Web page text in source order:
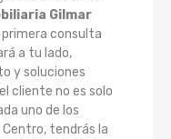
Gilmar
primera consulta
a tu lado,
y soluciones
cliente no es solo
uno de los
tendrás la